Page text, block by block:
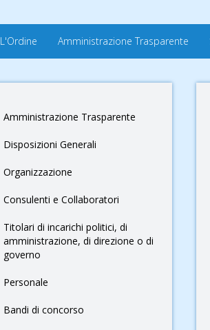
L'Ordine Amministrazione Trasparente
Amministrazione Trasparente
Disposizioni Generali
Organizzazione
Consulenti e Collaboratori
Titolari di incarichi politici, di
amministrazione, di direzione o di
governo
Personale
Bandi di concorso